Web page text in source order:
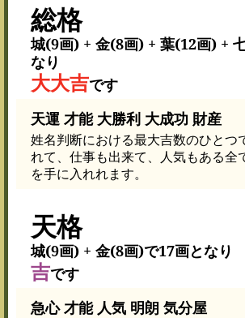
総格
城(9画) + 金(8画) + 葉(12画) +
なり
大大吉です
天運 才能 大勝利 大成功 財産
姓名判断における最大吉数のひとつ
れて、仕事も出来て、人気もある全
を手に入れれます。
天格
城(9画) + 金(8画)で17画となり
吉です
急心 才能 人気 明朗 気分屋